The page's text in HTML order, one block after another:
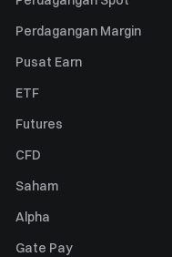
Perdagangan Margin
Pusat Earn
ETF
Futures
CFD
Saham
Alpha
Gate Pay